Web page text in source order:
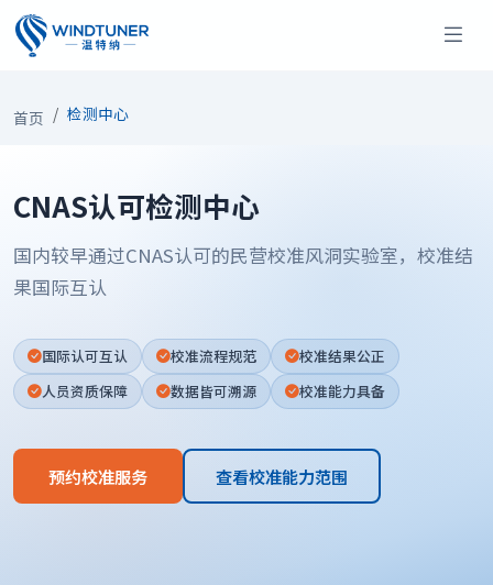
首页 检测中心
CNAS认可检测中心
国内较早通过CNAS认可的民营校准风洞实验室，校准结
果国际互认
国际认可互认 校准流程规范
校准结果公正
人员资质保障
数据皆可溯源 校准能力具备
预约校准服务 查看校准能力范围